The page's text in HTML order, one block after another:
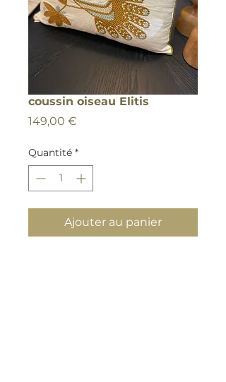
coussin oiseau Elitis
149,00 €
Quantité *
Ajouter au panier